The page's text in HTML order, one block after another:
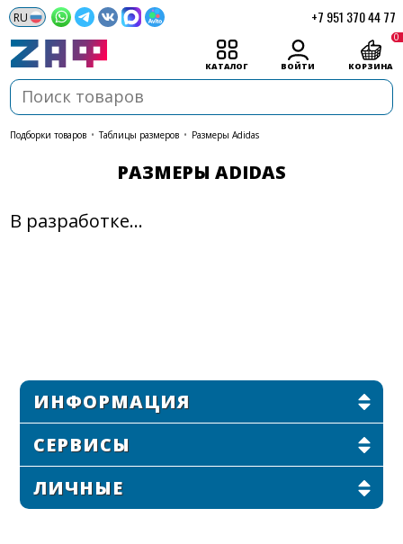
+7 951 370 44 77
КАТАЛОГ ВОЙТИ КОРЗИНА
0
подборки товаров • Таблицы размеров • Размеры Adidas
РАЗМЕРЫ ADIDAS
В разработке...
ИНФОРМАЦИЯ
СЕРВИСЫ
ЛИЧНЫЕ